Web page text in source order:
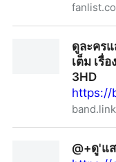
ออนไลน์ ที่ ทางช่อ
ดูละคร
เต็ม เรื่
3HD
https://
band.link
ไทย/ซับไทย ได้ฟรี!
@+ดู'แ